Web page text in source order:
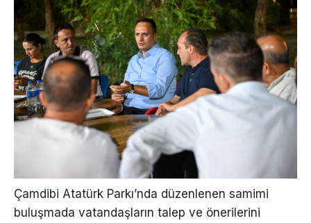
Çamdibi Atatürk Parkı’nda düzenlenen samimi
buluşmada vatandaşların talep ve önerilerini